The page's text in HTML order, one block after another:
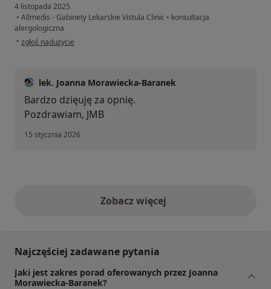
4 listopada 2025
• Allmedis - Gabinety Lekarskie Vistula Clinic • konsultacja
alergologiczna
• w opinii użytkownika Iza
zgłoś nadużycie
lek. Joanna Morawiecka-Baranek
Bardzo dzięuję za opnię.
Pozdrawiam, JMB
15 stycznia 2026
Zobacz więcejopinie powyżej
Najczęściej zadawane pytania
Jaki jest zakres porad oferowanych przez Joanna
Morawiecka-Baranek?